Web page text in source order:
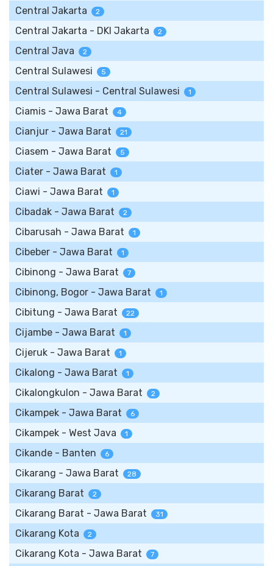
Central Jakarta 2
Central Jakarta - DKI Jakarta 2
Central Java 2
Central Sulawesi 5
Central Sulawesi - Central Sulawesi 1
Ciamis - Jawa Barat 4
Cianjur - Jawa Barat 21
Ciasem - Jawa Barat 5
Ciater - Jawa Barat 1
Ciawi - Jawa Barat 1
Cibadak - Jawa Barat 2
Cibarusah - Jawa Barat 1
Cibeber - Jawa Barat 1
Cibinong - Jawa Barat 7
Cibinong, Bogor - Jawa Barat 1
Cibitung - Jawa Barat 22
Cijambe - Jawa Barat 1
Cijeruk - Jawa Barat 1
Cikalong - Jawa Barat 1
Cikalongkulon - Jawa Barat 2
Cikampek - Jawa Barat 6
Cikampek - West Java 1
Cikande - Banten 6
Cikarang - Jawa Barat 28
Cikarang Barat 2
Cikarang Barat - Jawa Barat 31
Cikarang Kota 2
Cikarang Kota - Jawa Barat 7